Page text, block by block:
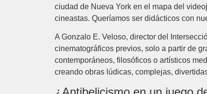
ciudad de Nueva York en el mapa del
cineastas. Queríamos ser didácticos con
A Gonzalo E. Veloso, director del
cinematográficos previos, solo a partir de
contemporáneos, filosóficos o artísticos
creando obras lúdicas, complejas,